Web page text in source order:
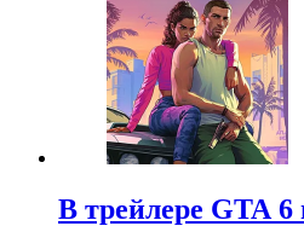
В трейлере GTA